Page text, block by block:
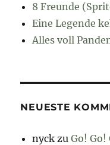
8 Freunde
Eine Legende
Alles voll
NEUESTE
nyck zuGo! Go!